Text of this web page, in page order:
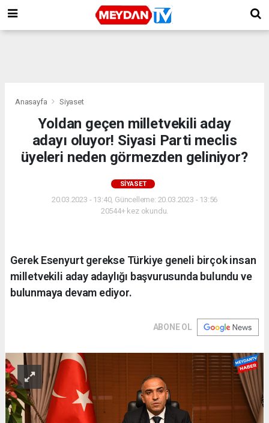
Anasayfa Siyaset
Yoldan geçen milletvekili aday
adayı oluyor! Siyasi Parti meclis
üyeleri neden görmezden geliniyor?
SIYASET
20.03.2023 - 13:40, Güncelleme: 20.03.2023 - 13:56
20544+ kez okundu.
Gerek Esenyurt gerekse Türkiye geneli birçok insan
milletvekili aday adaylığı başvurusunda bulundu ve
bulunmaya devam ediyor.
ABONE OL